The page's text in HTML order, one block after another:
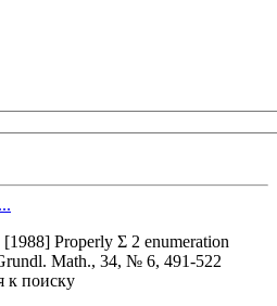
...
Properly Σ 2 enumeration
Math., 34, № 6, 491-522
к поиску